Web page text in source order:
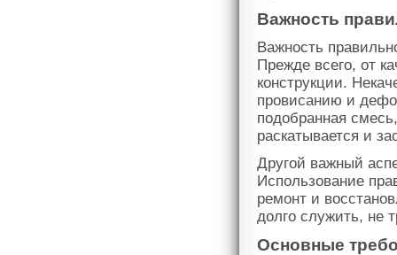
Важность
Важность
Прежде всего, от
конструкции.
провисанию и
подобранная
раскатывается и
Другой важный
Использование
ремонт и
долго служить, не
Основные